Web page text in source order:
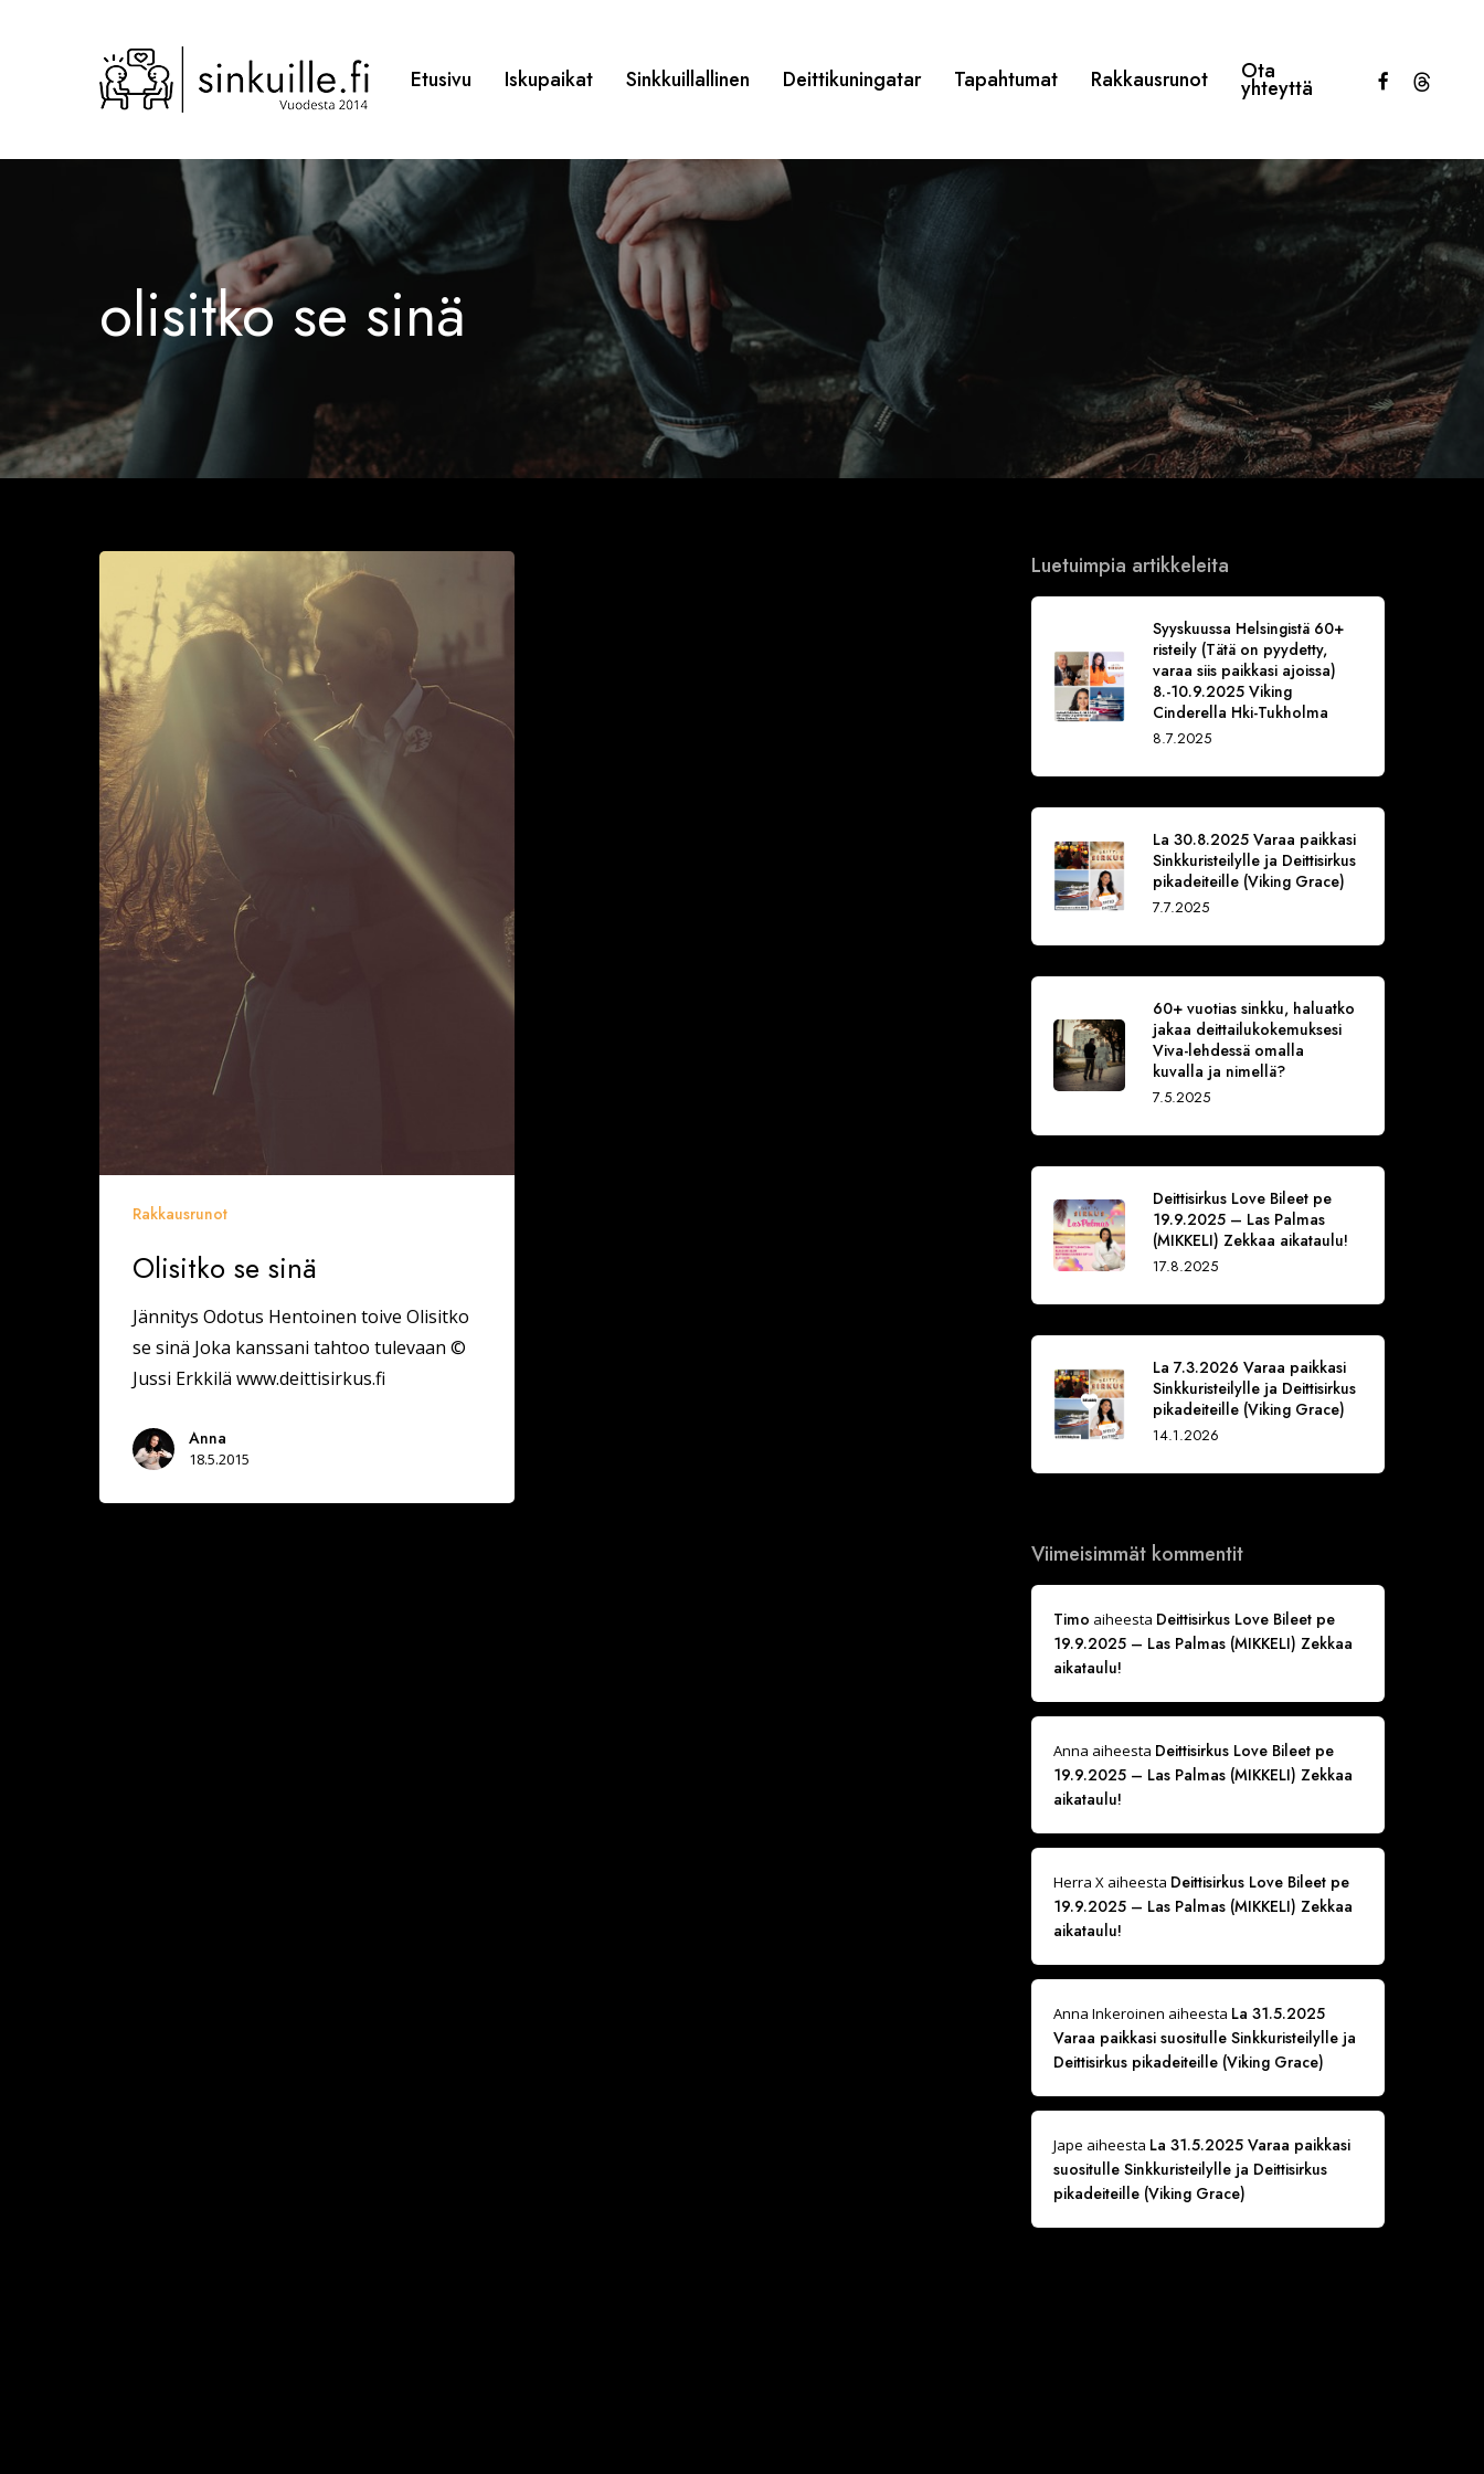
Etusivu Iskupaikat Sinkkuillallinen Deittikuningatar Tapahtumat Rakkausrunot Ota
yhteyttä facebookthreads
olisitko se sinä
sinä
Rakkausrunot
Olisitko se sinä
Jännitys Odotus Hentoinen toive Olisitko
se sinä Joka kanssani tahtoo tulevaan ©
Jussi Erkkilä www.deittisirkus.fi
Anna
18.5.2015
Luetuimpia artikkeleita
Syyskuussa Helsingistä 60+
risteily (Tätä on pyydetty,
varaa siis paikkasi ajoissa)
8.-10.9.2025 Viking
Cinderella Hki-Tukholma
8.7.2025
La 30.8.2025 Varaa paikkasi
Sinkkuristeilylle ja Deittisirkus
pikadeiteille (Viking Grace)
7.7.2025
60+ vuotias sinkku, haluatko
jakaa deittailukokemuksesi
Viva-lehdessä omalla
kuvalla ja nimellä?
7.5.2025
Deittisirkus Love Bileet pe
19.9.2025 – Las Palmas
(MIKKELI) Zekkaa aikataulu!
17.8.2025
La 7.3.2026 Varaa paikkasi
Sinkkuristeilylle ja Deittisirkus
pikadeiteille (Viking Grace)
14.1.2026
Viimeisimmät kommentit
Timo aiheesta Deittisirkus Love Bileet pe
19.9.2025 – Las Palmas (MIKKELI) Zekkaa
aikataulu!
Anna aiheesta Deittisirkus Love Bileet pe
19.9.2025 – Las Palmas (MIKKELI) Zekkaa
aikataulu!
Herra Xaiheesta Deittisirkus Love Bileet pe
19.9.2025 – Las Palmas (MIKKELI) Zekkaa
aikataulu!
Anna Inkeroinen aiheesta La 31.5.2025
Varaa paikkasi suositulle Sinkkuristeilylle ja
Deittisirkus pikadeiteille (Viking Grace)
Jape aiheesta La 31.5.2025 Varaa paikkasi
suositulle Sinkkuristeilylle ja Deittisirkus
pikadeiteille (Viking Grace)